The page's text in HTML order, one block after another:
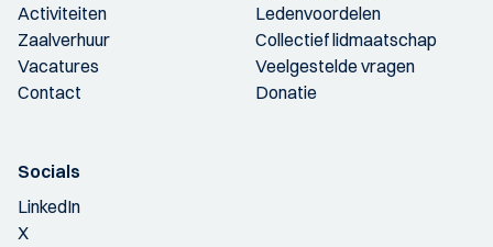
Activiteiten
Zaalverhuur
Vacatures
Contact
Ledenvoordelen
Collectief lidmaatschap
Veelgestelde vragen
Donatie
Socials
LinkedIn
X